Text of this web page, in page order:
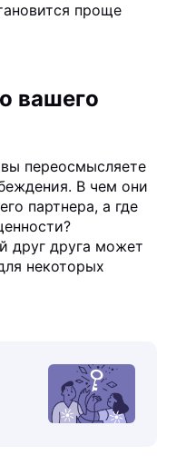
проще
вашего
переосмысляете
В чем они
партнера, а где
друг друга может
некоторых